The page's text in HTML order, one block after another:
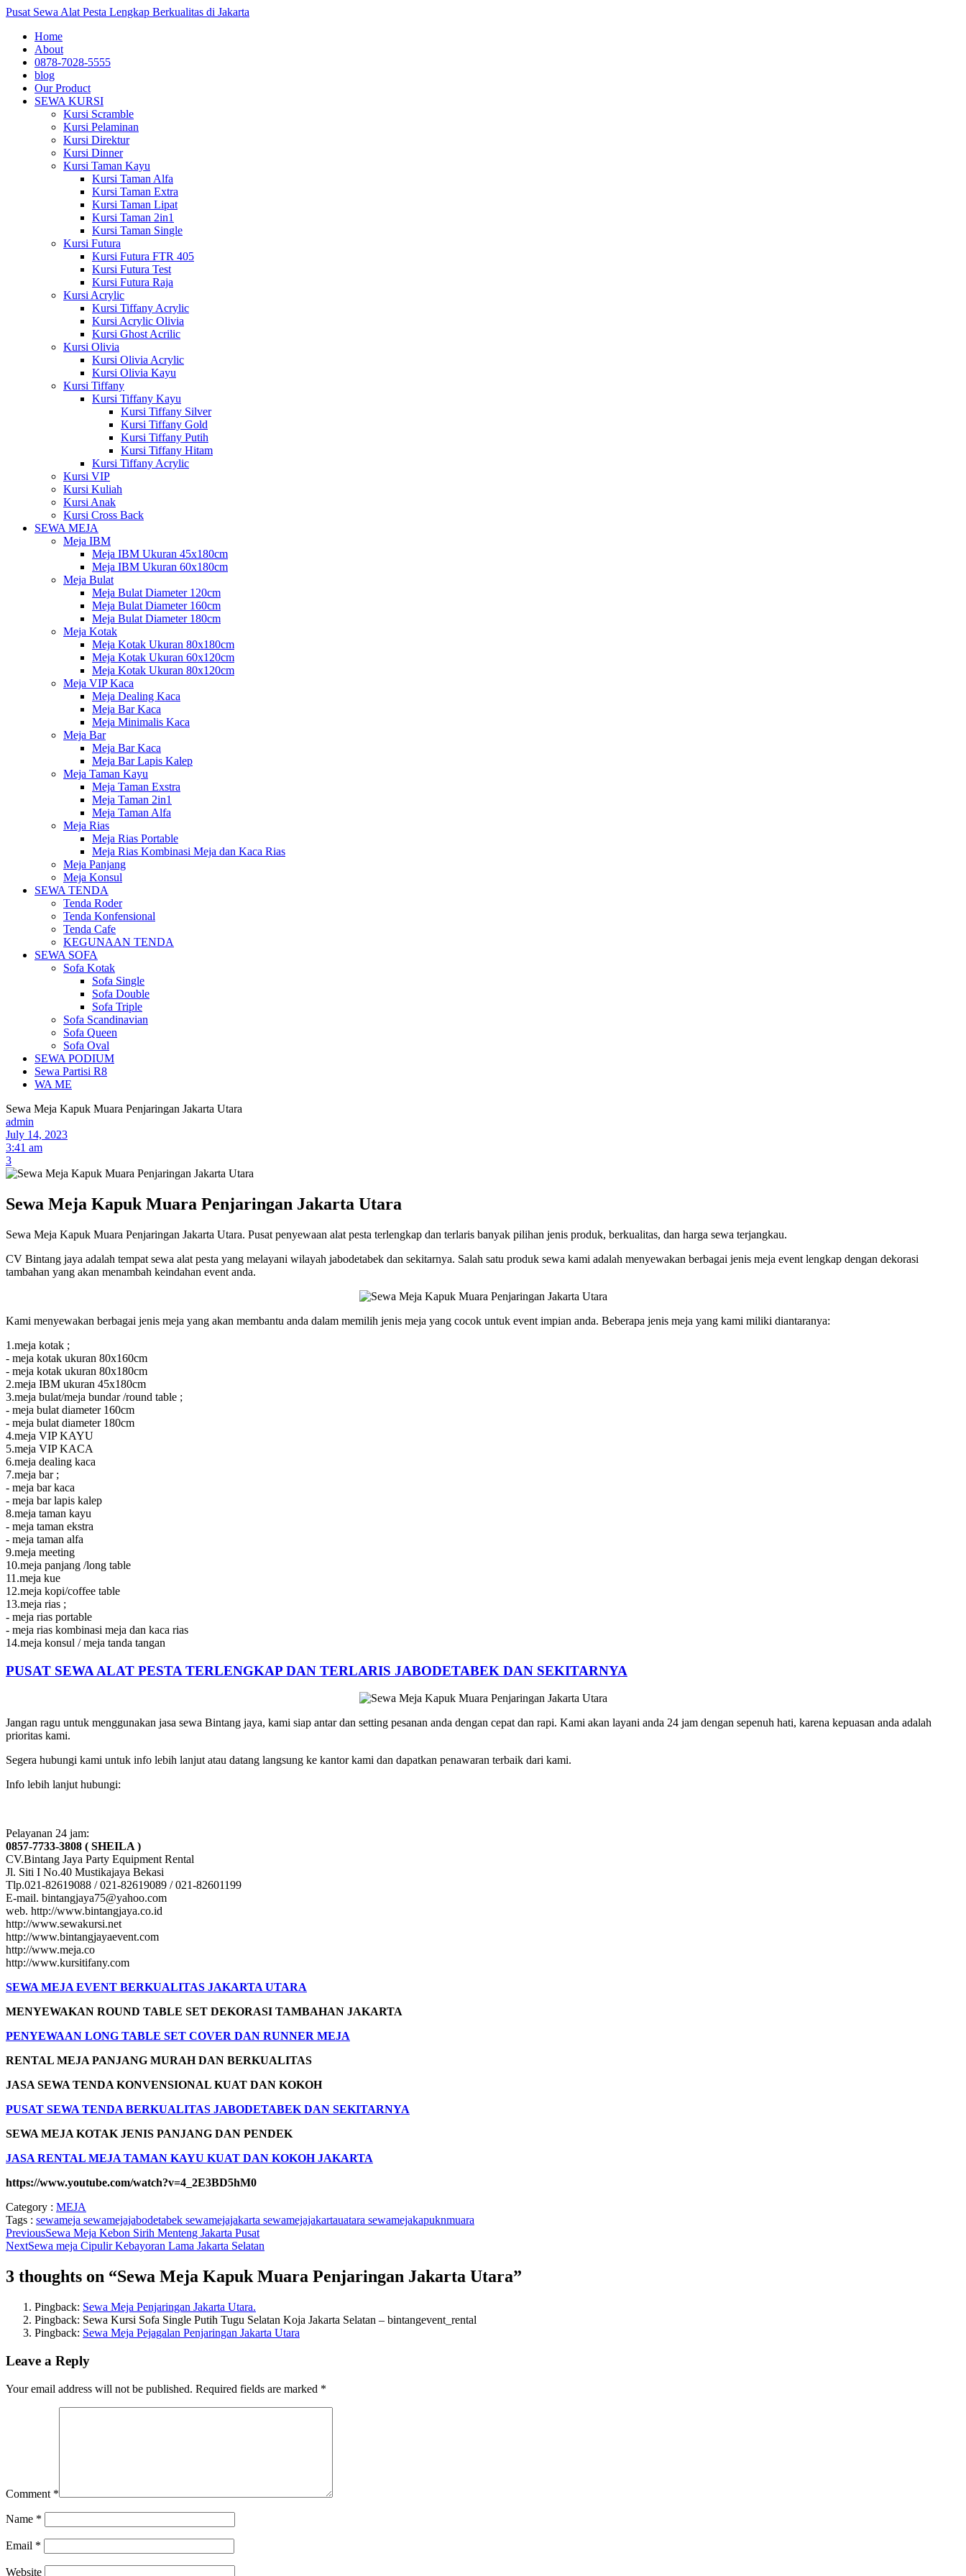
Pusat Sewa Alat Pesta Lengkap Berkualitas di Jakarta
Home
About
0878-7028-5555
blog
Our Product
SEWA KURSI
Kursi Scramble
Kursi Pelaminan
Kursi Direktur
Kursi Dinner
Kursi Taman Kayu
Kursi Taman Alfa
Kursi Taman Extra
Kursi Taman Lipat
Kursi Taman 2in1
Kursi Taman Single
Kursi Futura
Kursi Futura FTR 405
Kursi Futura Test
Kursi Futura Raja
Kursi Acrylic
Kursi Tiffany Acrylic
Kursi Acrylic Olivia
Kursi Ghost Acrilic
Kursi Olivia
Kursi Olivia Acrylic
Kursi Olivia Kayu
Kursi Tiffany
Kursi Tiffany Kayu
Kursi Tiffany Silver
Kursi Tiffany Gold
Kursi Tiffany Putih
Kursi Tiffany Hitam
Kursi Tiffany Acrylic
Kursi VIP
Kursi Kuliah
Kursi Anak
Kursi Cross Back
SEWA MEJA
Meja IBM
Meja IBM Ukuran 45x180cm
Meja IBM Ukuran 60x180cm
Meja Bulat
Meja Bulat Diameter 120cm
Meja Bulat Diameter 160cm
Meja Bulat Diameter 180cm
Meja Kotak
Meja Kotak Ukuran 80x180cm
Meja Kotak Ukuran 60x120cm
Meja Kotak Ukuran 80x120cm
Meja VIP Kaca
Meja Dealing Kaca
Meja Bar Kaca
Meja Minimalis Kaca
Meja Bar
Meja Bar Kaca
Meja Bar Lapis Kalep
Meja Taman Kayu
Meja Taman Exstra
Meja Taman 2in1
Meja Taman Alfa
Meja Rias
Meja Rias Portable
Meja Rias Kombinasi Meja dan Kaca Rias
Meja Panjang
Meja Konsul
SEWA TENDA
Tenda Roder
Tenda Konfensional
Tenda Cafe
KEGUNAAN TENDA
SEWA SOFA
Sofa Kotak
Sofa Single
Sofa Double
Sofa Triple
Sofa Scandinavian
Sofa Queen
Sofa Oval
SEWA PODIUM
Sewa Partisi R8
WA ME
Sewa Meja Kapuk Muara Penjaringan Jakarta Utara
admin
July 14, 2023
3:41 am
3
Sewa Meja Kapuk Muara Penjaringan Jakarta Utara
Sewa Meja Kapuk Muara Penjaringan Jakarta Utara. Pusat penyewaan alat pesta terlengkap dan terlaris banyak pilihan jenis produk, berkualitas, dan harga sewa terjangkau.
CV Bintang jaya adalah tempat sewa alat pesta yang melayani wilayah jabodetabek dan sekitarnya. Salah satu produk sewa kami adalah menyewakan berbagai jenis meja event lengkap dengan dekorasi
tambahan yang akan menambah keindahan event anda.
Kami menyewakan berbagai jenis meja yang akan membantu anda dalam memilih jenis meja yang cocok untuk event impian anda. Beberapa jenis meja yang kami miliki diantaranya:
1.meja kotak ;
- meja kotak ukuran 80x160cm
- meja kotak ukuran 80x180cm
2.meja IBM ukuran 45x180cm
3.meja bulat/meja bundar /round table ;
- meja bulat diameter 160cm
- meja bulat diameter 180cm
4.meja VIP KAYU
5.meja VIP KACA
6.meja dealing kaca
7.meja bar ;
- meja bar kaca
- meja bar lapis kalep
8.meja taman kayu
- meja taman ekstra
- meja taman alfa
9.meja meeting
10.meja panjang /long table
11.meja kue
12.meja kopi/coffee table
13.meja rias ;
- meja rias portable
- meja rias kombinasi meja dan kaca rias
14.meja konsul / meja tanda tangan
PUSAT SEWA ALAT PESTA TERLENGKAP DAN TERLARIS JABODETABEK DAN SEKITARNYA
Jangan ragu untuk menggunakan jasa sewa Bintang jaya, kami siap antar dan setting pesanan anda dengan cepat dan rapi. Kami akan layani anda 24 jam dengan sepenuh hati, karena kepuasan anda adalah
prioritas kami.
Segera hubungi kami untuk info lebih lanjut atau datang langsung ke kantor kami dan dapatkan penawaran terbaik dari kami.
Info lebih lanjut hubungi:
Pelayanan 24 jam:
0857-7733-3808 ( SHEILA )
CV.Bintang Jaya Party Equipment Rental
Jl. Siti I No.40 Mustikajaya Bekasi
Tlp.021-82619088 / 021-82619089 / 021-82601199
E-mail. bintangjaya75@yahoo.com
web. http://www.bintangjaya.co.id
http://www.sewakursi.net
http://www.bintangjayaevent.com
http://www.meja.co
http://www.kursitifany.com
SEWA MEJA EVENT BERKUALITAS JAKARTA UTARA
MENYEWAKAN ROUND TABLE SET DEKORASI TAMBAHAN JAKARTA
PENYEWAAN LONG TABLE SET COVER DAN RUNNER MEJA
RENTAL MEJA PANJANG MURAH DAN BERKUALITAS
JASA SEWA TENDA KONVENSIONAL KUAT DAN KOKOH
PUSAT SEWA TENDA BERKUALITAS JABODETABEK DAN SEKITARNYA
SEWA MEJA KOTAK JENIS PANJANG DAN PENDEK
JASA RENTAL MEJA TAMAN KAYU KUAT DAN KOKOH JAKARTA
https://www.youtube.com/watch?v=4_2E3BD5hM0
Category : MEJA
Tags : sewameja sewamejajabodetabek sewamejajakarta sewamejajakartauatara sewamejakapuknmuara
PreviousSewa Meja Kebon Sirih Menteng Jakarta Pusat
NextSewa meja Cipulir Kebayoran Lama Jakarta Selatan
3 thoughts on “Sewa Meja Kapuk Muara Penjaringan Jakarta Utara”
Pingback: Sewa Meja Penjaringan Jakarta Utara.
Pingback: Sewa Kursi Sofa Single Putih Tugu Selatan Koja Jakarta Selatan – bintangevent_rental
Pingback: Sewa Meja Pejagalan Penjaringan Jakarta Utara
Leave a Reply
Your email address will not be published. Required fields are marked *
Comment *
Name *
Email *
Website